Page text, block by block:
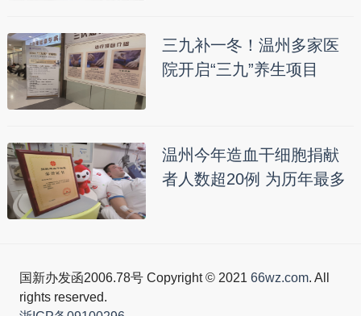
三九补一冬！温州多家医
院开启“三九”养生项目
温州今年造血干细胞捐献
者人数超20例 为历年最多
国新办发函2006.78号 Copyright © 2021 66wz.com. All
rights reserved.